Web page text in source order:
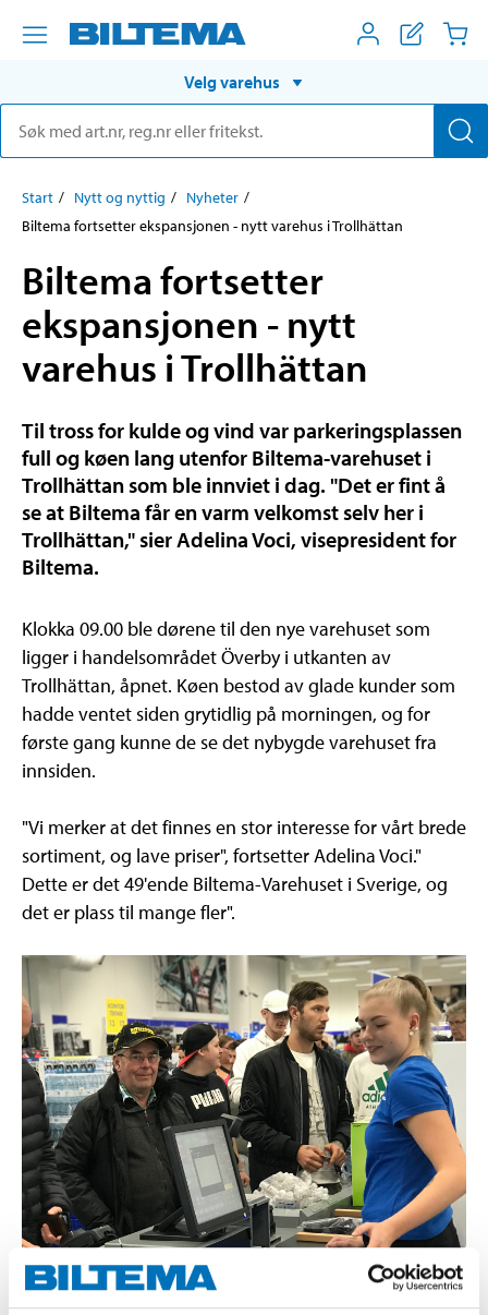
Velg varehus
Start Nytt og nyttig
Nyheter
Biltema fortsetter ekspansjonen - nytt varehus i Trollhättan
Biltema fortsetter
ekspansjonen - nytt
varehus i Trollhättan
Til tross for kulde og vind var parkeringsplassen
full og køen lang utenfor Biltema-varehuset i
Trollhättan som ble innviet i dag. "Det er fint å
se at Biltema får en varm velkomst selv her i
Trollhättan," sier Adelina Voci, visepresident for
Biltema.
Klokka 09.00 ble dørene til den nye varehuset som
ligger i handelsområdet Överby i utkanten av
Trollhättan, åpnet. Køen bestod av glade kunder som
hadde ventet siden grytidlig på morningen, og for
første gang kunne de se det nybygde varehuset fra
innsiden.
"Vi merker at det finnes en stor interesse for vårt brede
sortiment, og lave priser", fortsetter Adelina Voci."
Dette er det 49'ende Biltema-Varehuset i Sverige, og
det er plass til mange fler".